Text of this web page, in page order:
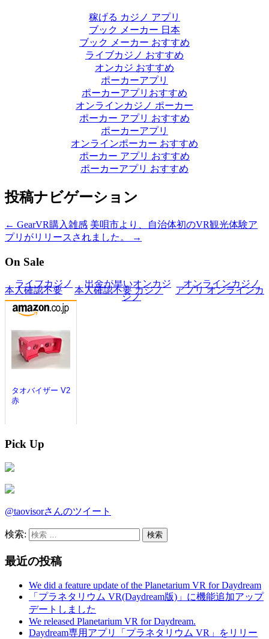
稼げる カジノ アプリ
ブック メーカー 日本
ブック メーカー おすすめ
ライブカジノ おすすめ
オンカジ おすすめ
ポーカーアプリ
ポーカーアプリおすすめ
オンラインカジノ ポーカー
ポーカー アプリ おすすめ
ポーカーアプリ
オンラインポーカー おすすめ
ポーカー アプリ おすすめ
ポーカーアプリ おすすめ
投稿ナビゲーション
← GearVR購入雑感 美唄市より、自治体初のVR観光体験ア
プリがリリースされました。
→
On Sale
Pick Up
@taovisorさんのツイート
検索:
最近の投稿
We did a feature update of the Planetarium VR for Daydream
「プラネタリウム VR(Daydream版)」に機能追加アップ
デートしました
We released Planetarium VR for Daydream.
Daydream専用アプリ「プラネタリウム VR」をリリー